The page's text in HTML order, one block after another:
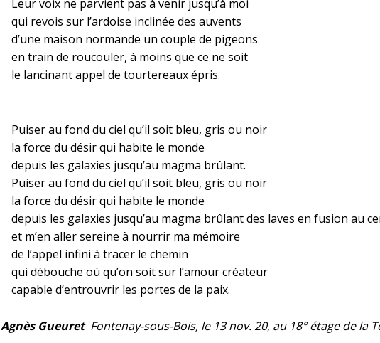
Leur voix ne parvient pas à venir jusqu’à moi
qui revois sur l’ardoise inclinée des auvents
d’une maison normande un couple de pigeons
en train de roucouler, à moins que ce ne soit
le lancinant appel de tourtereaux épris.
Puiser au fond du ciel qu’il soit bleu, gris ou noir
la force du désir qui habite le monde
depuis les galaxies jusqu’au magma brûlant.
Puiser au fond du ciel qu’il soit bleu, gris ou noir
la force du désir qui habite le monde
depuis les galaxies jusqu’au magma brûlant des laves en fusion au
et m’en aller sereine à nourrir ma mémoire
de l’appel infini à tracer le chemin
qui débouche où qu’on soit sur l’amour créateur
capable d’entrouvrir les portes de la paix.
Agnès Gueuret Fontenay-sous-Bois, le 13 nov. 20, au 18° étage de la